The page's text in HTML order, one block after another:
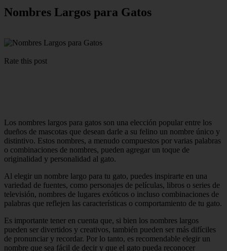
Nombres Largos para Gatos
Rate this post
Los nombres largos para gatos son una elección popular entre los
dueños de mascotas que desean darle a su felino un nombre único y
distintivo. Estos nombres, a menudo compuestos por varias palabras
o combinaciones de nombres, pueden agregar un toque de
originalidad y personalidad al gato.
Al elegir un nombre largo para tu gato, puedes inspirarte en una
variedad de fuentes, como personajes de películas, libros o series de
televisión, nombres de lugares exóticos o incluso combinaciones de
palabras que reflejen las características o comportamiento de tu gato.
Es importante tener en cuenta que, si bien los nombres largos
pueden ser divertidos y creativos, también pueden ser más difíciles
de pronunciar y recordar. Por lo tanto, es recomendable elegir un
nombre que sea fácil de decir y que el gato pueda reconocer